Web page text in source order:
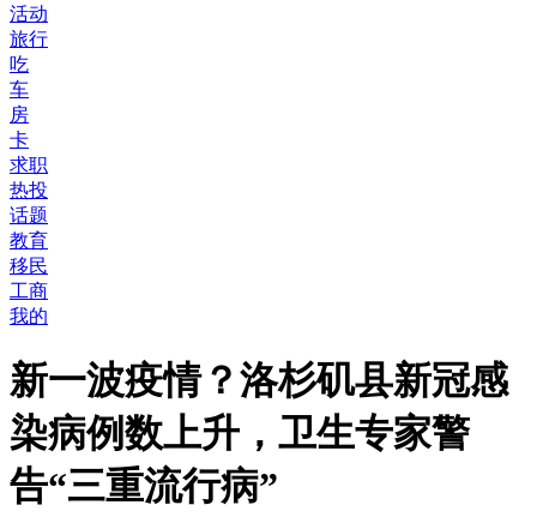
活动
旅行
吃
车
房
卡
求职
热投
话题
教育
移民
工商
我的
新一波疫情？洛杉矶县新冠感
染病例数上升，卫生专家警
告“三重流行病”